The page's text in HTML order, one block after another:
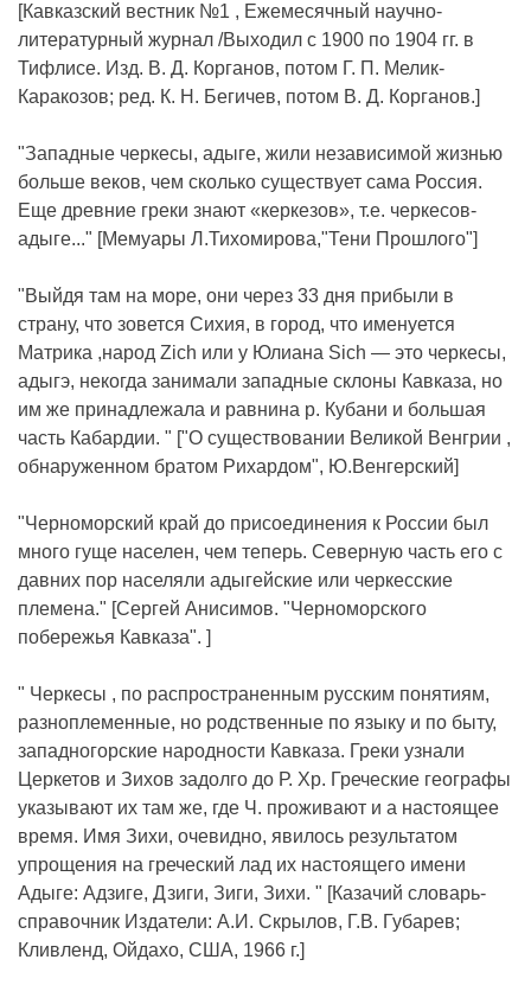
[Кавказский вестник №1 , Ежемесячный научно-
литературный журнал /Выходил с 1900 по 1904 гг. в
Тифлисе. Изд. В. Д. Корганов, потом Г. П. Мелик-
Каракозов; ред. К. Н. Бегичев, потом В. Д. Корганов.]
"Западные черкесы, адыге, жили независимой жизнью
больше веков, чем сколько существует сама Россия.
Еще древние греки знают «керкезов», т.е. черкесов-
адыге..." [Мемуары Л.Тихомирова,"Тени Прошлого"]
"Выйдя там на море, они через 33 дня прибыли в
страну, что зовется Сихия, в город, что именуется
Матрика ,народ Zich или у Юлиана Sich — это черкесы,
адыгэ, некогда занимали западные склоны Кавказа, но
им же принадлежала и равнина р. Кубани и большая
часть Кабардии. " ["О существовании Великой Венгрии ,
обнаруженном братом Рихардом", Ю.Венгерский]
"Черноморский край до присоединения к России был
много гуще населен, чем теперь. Северную часть его с
давних пор населяли адыгейские или черкесские
племена." [Сергей Анисимов. "Черноморского
побережья Кавказа". ]
" Черкесы , по распространенным русским понятиям,
разноплеменные, но родственные по языку и по быту,
западногорские народности Кавказа. Греки узнали
Церкетов и Зихов задолго до Р. Хр. Греческие географы
указывают их там же, где Ч. проживают и а настоящее
время. Имя Зихи, очевидно, явилось результатом
упрощения на греческий лад их настоящего имени
Адыге: Адзиге, Дзиги, Зиги, Зихи. " [Казачий словарь-
справочник Издатели: А.И. Скрылов, Г.В. Губарев;
Кливленд, Ойдахо, США, 1966 г.]